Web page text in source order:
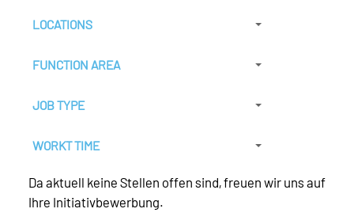
Da aktuell keine Stellen offen sind, freuen wir uns auf
Ihre Initiativbewerbung.